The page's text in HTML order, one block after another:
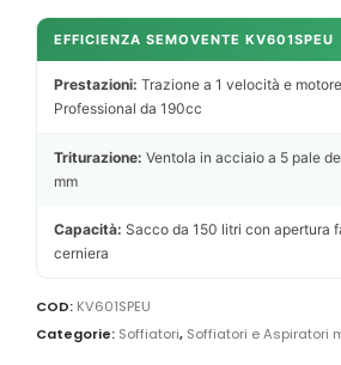
EFFICIENZA SEMOVENTE KV601SPEU
Prestazioni: Trazione a 1 velocità e
Professional da 190cc
Triturazione: Ventola in acciaio a 5 pale
mm
Capacità: Sacco da 150 litri con apertura
cerniera
COD: KV601SPEU
Categorie: Soffiatori, Soffiatori e Aspiratori